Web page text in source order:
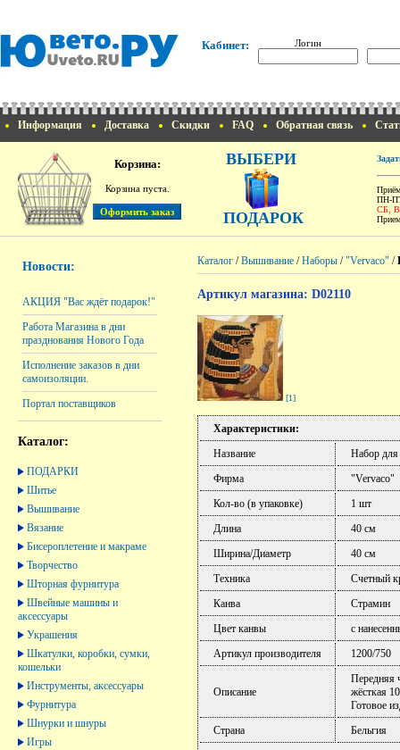
Кабинет: Логин
Информация Доставка Скидки FAQ Обратная связь
Корзина:
Корзина пуста.
ВЫБЕРИ
ПОДАРОК
ПН-
СБ,
Новости:
АКЦИЯ "Вас ждёт подарок!"
Работа Магазина в дни
празднования Нового Года
Исполнение заказов в дни
самоизоляции.
Портал поставщиков
Каталог:
ПОДАРКИ
Шитье
Вышивание
Вязание
Бисероплетение и макраме
Творчество
Шторная фурнитура
Швейные машины и
аксессуары
Украшения
Шкатулки, коробки, сумки,
кошельки
Инструменты, аксессуары
Фурнитура
Шнурки и шнуры
Игры
Каталог /Вышивание /Наборы /"Vervaco" /
Артикул магазина: D02110
[1]
Характеристики:
Название
Набор
Фирма
"Vervaco"
Кол-во (в упаковке)
1 шт
Длина
40 см
Ширина/Диаметр
40 см
Техника
Счетный
Канва
Страмин
Цвет канвы
с
Артикул производителя
1200/750
Описание
Передняя
жёсткая
Готовое
Страна
Бельгия